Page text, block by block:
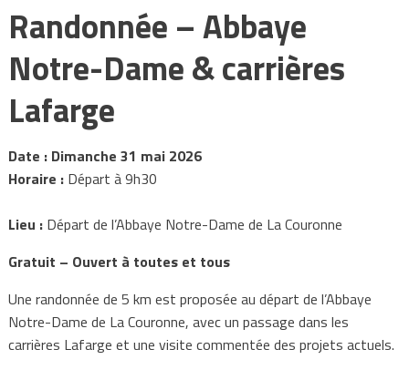
Randonnée – Abbaye
Notre-Dame & carrières
Lafarge
Date : Dimanche 31 mai 2026
Horaire :Départ à 9h30
Lieu :Départ de l’Abbaye Notre-Dame de La Couronne
Gratuit – Ouvert à toutes et tous
Une randonnée de 5 km est proposée au départ de l’Abbaye
Notre-Dame de La Couronne, avec un passage dans les
carrières Lafarge et une visite commentée des projets actuels.